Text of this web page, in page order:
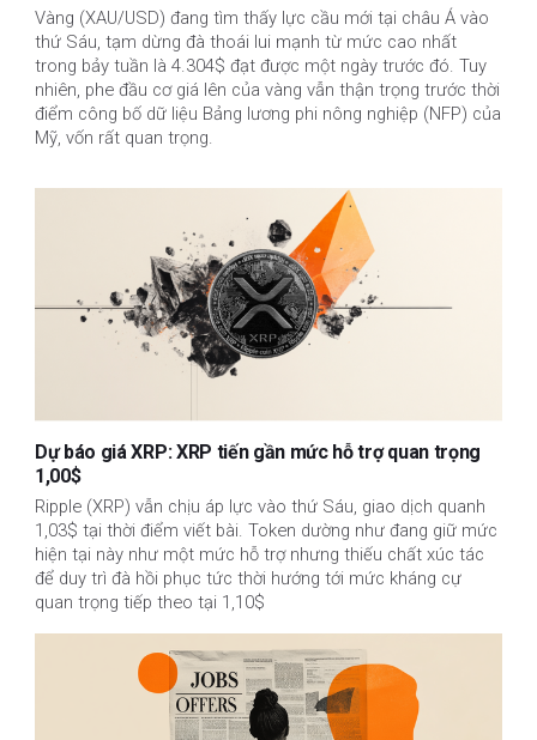
Vàng (XAU/USD) đang tìm thấy lực cầu mới tại châu Á vào
thứ Sáu, tạm dừng đà thoái lui mạnh từ mức cao nhất
trong bảy tuần là 4.304$ đạt được một ngày trước đó. Tuy
nhiên, phe đầu cơ giá lên của vàng vẫn thận trọng trước thời
điểm công bố dữ liệu Bảng lương phi nông nghiệp (NFP) của
Mỹ, vốn rất quan trọng.
Dự báo giá XRP: XRP tiến gần mức hỗ trợ quan trọng
1,00$
Ripple (XRP) vẫn chịu áp lực vào thứ Sáu, giao dịch quanh
1,03$ tại thời điểm viết bài. Token dường như đang giữ mức
hiện tại này như một mức hỗ trợ nhưng thiếu chất xúc tác
để duy trì đà hồi phục tức thời hướng tới mức kháng cự
quan trọng tiếp theo tại 1,10$